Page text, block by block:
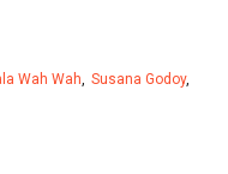
Wah Wah
Susana Godoy